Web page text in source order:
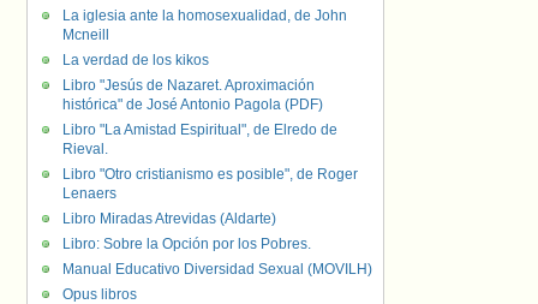
La iglesia ante la homosexualidad, de John
Mcneill
La verdad de los kikos
Libro "Jesús de Nazaret. Aproximación
histórica" de José Antonio Pagola (PDF)
Libro "La Amistad Espiritual", de Elredo de
Rieval.
Libro "Otro cristianismo es posible", de Roger
Lenaers
Libro Miradas Atrevidas (Aldarte)
Libro: Sobre la Opción por los Pobres.
Manual Educativo Diversidad Sexual (MOVILH)
Opus libros